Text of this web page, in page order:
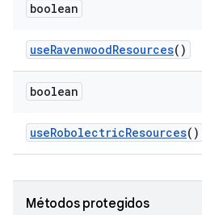
boolean
useRavenwoodResources()
boolean
useRobolectricResources()
Métodos protegidos